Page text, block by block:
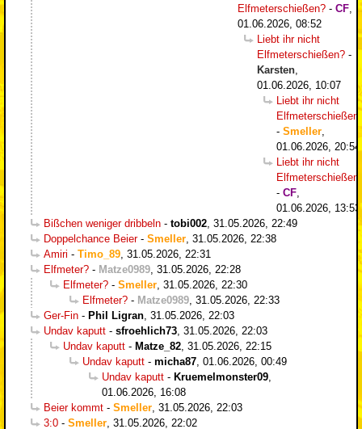
Elfmeterschießen? - CF
01.06.2026, 08:52
Liebt ihr nicht
Elfmeterschießen? -
Karsten
01.06.2026, 10:07
Liebt ihr nicht
- Smeller
01.06.2026, 20:54
Liebt ihr nicht
- CF
01.06.2026, 13:53
Bißchen weniger dribbeln - tobi002 31.05.2026, 22:49
Doppelchance Beier- Smeller 31.05.2026, 22:38
Amiri - Timo_89 31.05.2026, 22:31
Elfmeter? - Matze0989 31.05.2026, 22:28
Elfmeter? - Smeller 31.05.2026, 22:30
Elfmeter? - Matze0989 31.05.2026, 22:33
Ger-Fin - Phil Ligran 31.05.2026, 22:03
Undav kaputt - sfroehlich73 31.05.2026, 22:03
Undav kaputt - Matze_82 31.05.2026, 22:15
Undav kaputt - micha87 01.06.2026, 00:49
Undav kaputt - Kruemelmonster09
01.06.2026, 16:08
Beier kommt - Smeller 31.05.2026, 22:03
3:0 - Smeller 31.05.2026, 22:02